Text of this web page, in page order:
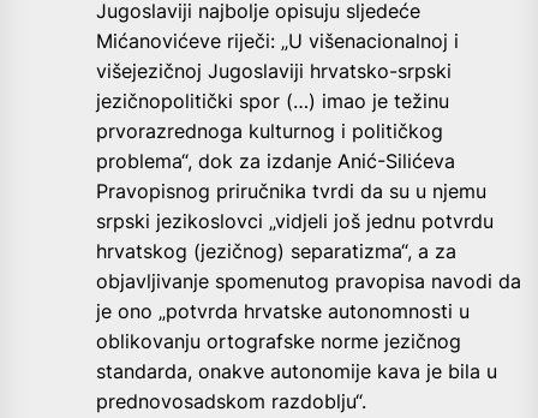
Jugoslaviji najbolje opisuju sljedeće
Mićanovićeve riječi: „U višenacionalnoj i
višejezičnoj Jugoslaviji hrvatsko-srpski
jezičnopolitički spor (…) imao je težinu
prvorazrednoga kulturnog i političkog
problema“, dok za izdanje Anić-Silićeva
Pravopisnog priručnika tvrdi da su u njemu
srpski jezikoslovci „vidjeli još jednu potvrdu
hrvatskog (jezičnog) separatizma“, a za
objavljivanje spomenutog pravopisa navodi da
je ono „potvrda hrvatske autonomnosti u
oblikovanju ortografske norme jezičnog
standarda, onakve autonomije kava je bila u
prednovosadskom razdoblju“.